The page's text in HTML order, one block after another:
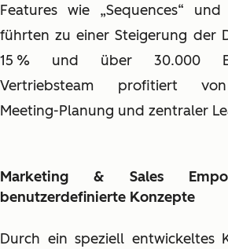
Features wie „Sequences“
führten zu einer Steigerung der
15 % und über 30.000
Vertriebsteam profitiert
Meeting-Planung und zentraler
Marketing & Sales
benutzerdefinierte Konzepte
Durch ein speziell entwickeltes